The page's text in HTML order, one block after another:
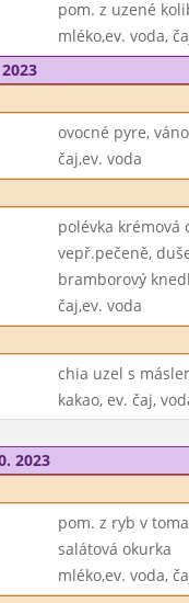
pom. z uzené
mléko,ev. voda,
ovocné pyre,
čaj,ev. voda
polévka krémová
vepř.pečeně,
bramborový
čaj,ev. voda
chia uzel s
kakao, ev. čaj,
2023
pom. z ryb v
salátová okurka
mléko,ev. voda,